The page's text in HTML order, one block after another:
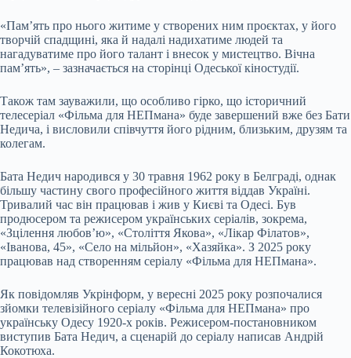
«Пам’ять про нього житиме у створених ним проєктах, у його
творчій спадщині, яка й надалі надихатиме людей та
нагадуватиме про його талант і внесок у мистецтво. Вічна
пам’ять», – зазначається на сторінці Одеської кіностудії.
Також там зауважили, що особливо гірко, що історичний
телесеріал «Фільма для НЕПмана» буде завершений вже без Бати
Недича, і висловили співчуття його рідним, близьким, друзям та
колегам.
Бата Недич народився у 30 травня 1962 року в Белграді, однак
більшу частину свого професійного життя віддав Україні.
Тривалий час він працював і жив у Києві та Одесі. Був
продюсером та режисером українських серіалів, зокрема,
«Зцілення любов’ю», «Століття Якова», «Лікар Філатов»,
«Іванова, 45», «Село на мільйон», «Хазяйка». З 2025 року
працював над створенням серіалу «Фільма для НЕПмана».
Як повідомляв Укрінформ, у вересні 2025 року розпочалися
зйомки телевізійного серіалу «Фільма для НЕПмана» про
українську Одесу 1920-х років. Режисером-постановником
виступив Бата Недич, а сценарій до серіалу написав Андрій
Кокотюха.